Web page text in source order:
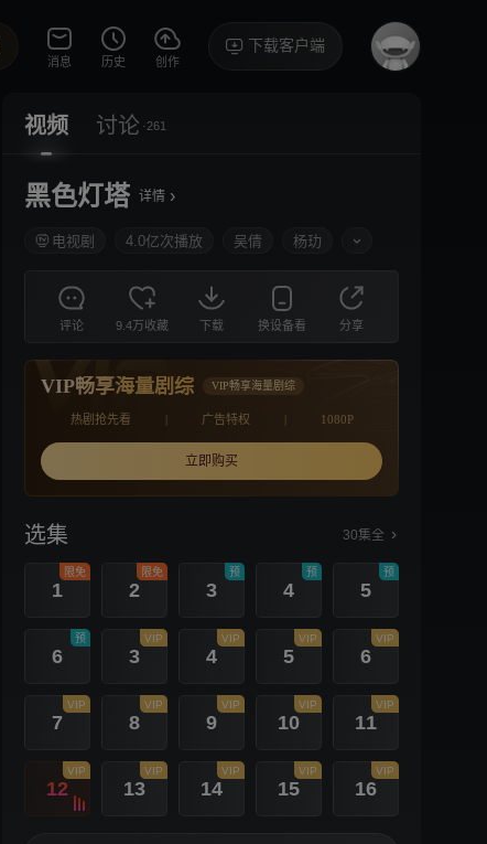
消息 历史 创作
下载客户端
视频 讨论 ·261
黑色灯塔 详情 ›
电视剧 4.0亿次播放 吴倩 杨玏
评论 9.4万收藏 下载 换设备看 分享
VIP畅享海量剧综 VIP畅享海量剧综
热剧抢先看 | 广告特权 | 1080P
立即购买
选集 30集全
1
限免
2
限免
3
预
4
预
5
预
6
预
3
VIP
4
VIP
5
VIP
6
VIP
7
VIP
8
VIP
9
VIP
10
VIP
11
VIP
12
VIP
13
VIP
14
VIP
15
VIP
16
VIP